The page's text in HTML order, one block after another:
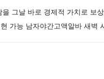
그날 바로 경제적 가치로 보
가능 남자야간고액알바 새벽